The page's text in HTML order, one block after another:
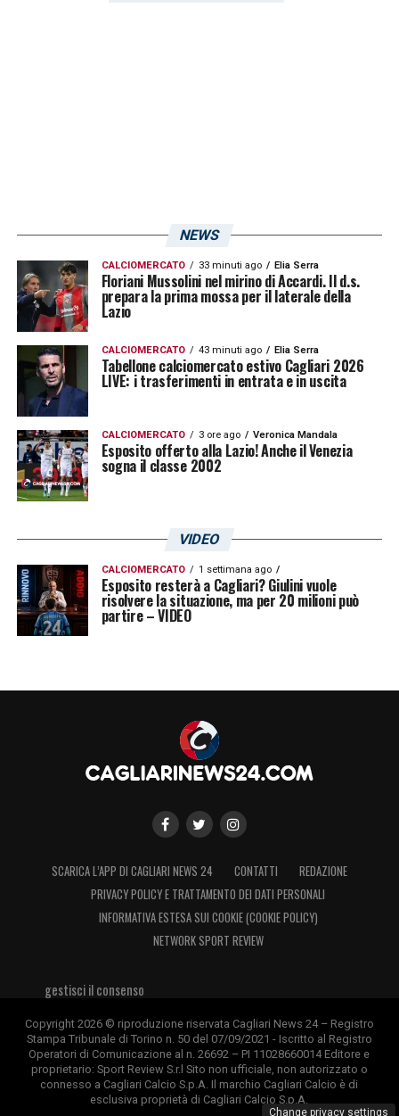
NEWS
CALCIOMERCATO 33 minuti ago Elia Serra
Floriani Mussolini nel mirino di Accardi. Il d.s.
prepara la prima mossa per il laterale della
Lazio
CALCIOMERCATO 43 minuti ago Elia Serra
Tabellone calciomercato estivo Cagliari 2026
LIVE: i trasferimenti in entrata e in uscita
CALCIOMERCATO 3 ore ago Veronica Mandala
Esposito offerto alla Lazio! Anche il Venezia
sogna il classe 2002
VIDEO
CALCIOMERCATO 1 settimana ago
Esposito resterà a Cagliari? Giulini vuole
risolvere la situazione, ma per 20 milioni può
partire – VIDEO
SCARICA L’APP DI CAGLIARI NEWS 24 CONTATTI
REDAZIONE
PRIVACY POLICY E TRATTAMENTO DEI DATI PERSONALI
INFORMATIVA ESTESA SUI COOKIE (COOKIE POLICY)
NETWORK SPORT REVIEW
gestisci il consenso
Copyright 2026 © riproduzione riservata Cagliari News 24 – Registro
Stampa Tribunale di Torino n. 50 del 07/09/2021 - Iscritto al Registro
Operatori di Comunicazione al n. 26692 – PI 11028660014 Editore e
proprietario: Sport Review S.r.l Sito non ufficiale, non autorizzato o
connesso a Cagliari Calcio S.p.A. Il marchio Cagliari Calcio è di
esclusiva proprietà di Cagliari Calcio S.p.A.
Change privacy settings